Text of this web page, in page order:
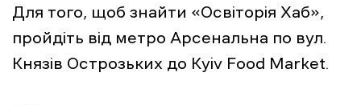
Для того, щоб знайти «Освіторія Хаб»,
пройдіть від метро Арсенальна по вул.
Князів Острозьких до Kyiv Food Market.